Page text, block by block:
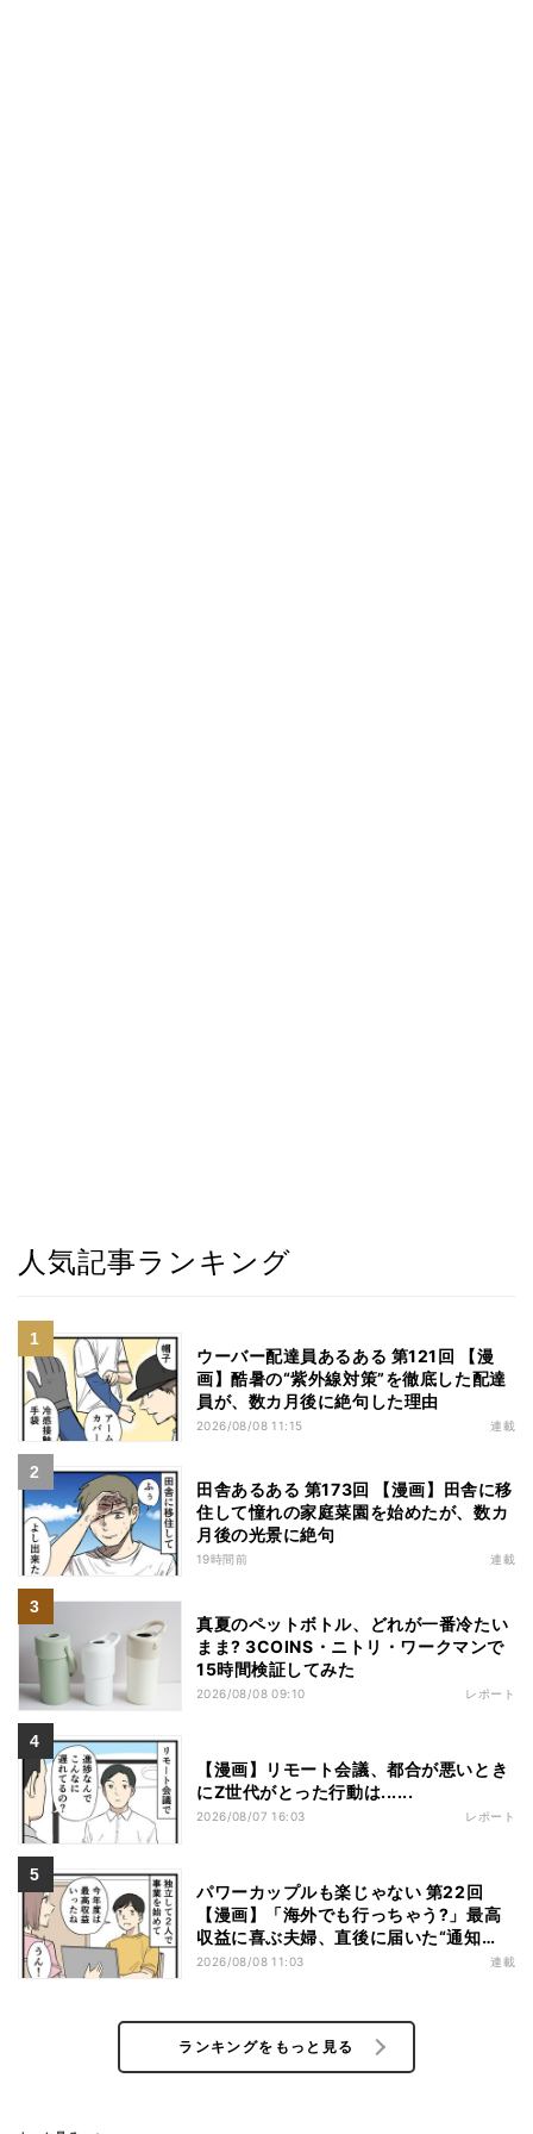
人気記事ランキング
ウーバー配達員あるある 第121回 【漫
画】酷暑の“紫外線対策”を徹底した配達
員が、数カ月後に絶句した理由
2026/08/08 11:15 連載
田舎あるある 第173回 【漫画】田舎に移
住して憧れの家庭菜園を始めたが、数カ
月後の光景に絶句
19時間前 連載
真夏のペットボトル、どれが一番冷たい
まま? 3COINS・ニトリ・ワークマンで
15時間検証してみた
2026/08/08 09:10 レポート
【漫画】リモート会議、都合が悪いとき
にZ世代がとった行動は......
2026/08/07 16:03 レポート
パワーカップルも楽じゃない 第22回
【漫画】「海外でも行っちゃう?」最高
収益に喜ぶ夫婦、直後に届いた“通知
書”で現実に戻された
2026/08/08 11:03 連載
ランキングをもっと見る